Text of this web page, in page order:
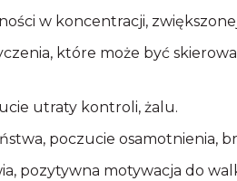
w koncentracji,
które może być
utraty kontroli, żalu.
poczucie osamotnienia,
pozytywna motywacja do